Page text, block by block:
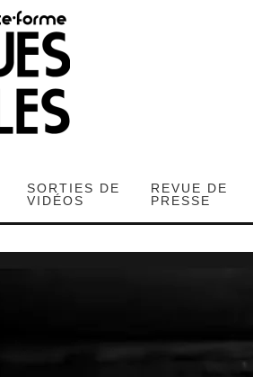
SORTIES DE
VIDÉOS
REVUE DE
PRESSE